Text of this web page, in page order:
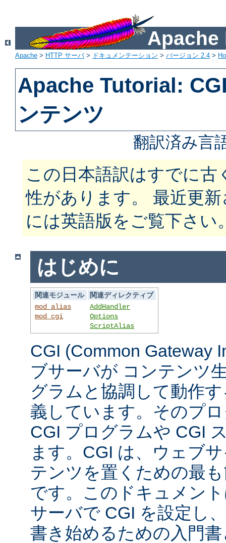
Apache
Apache > HTTP サーバ> ドキュメンテーション > バージョン 2.4 >
Apache Tutorial:
ンテンツ
翻訳済み言
この日本語訳はすでに古
性があります。 最近更
には英語版をご覧下さい
はじめに
関連モジュール
関連ディレクティブ
mod_alias
mod_cgi
AddHandler
Options
ScriptAlias
CGI (Common Gateway
ブサーバが コンテンツ
グラムと協調して動作
義しています。そのプ
CGI プログラムや CGI
ます。CGI は、ウェブ
テンツを置くための最
です。このドキュメン
サーバで CGI を設定し
書き始めるための入門